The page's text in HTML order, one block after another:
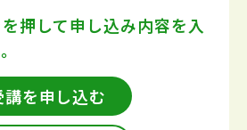
押して申し込み内容を入
講を申し込む